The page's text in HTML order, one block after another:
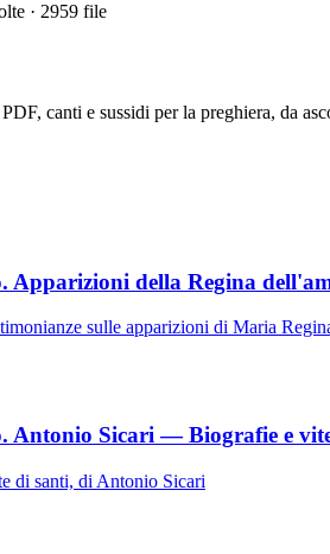
· 2959 file
canti e sussidi per la preghiera, da
raccolte disponibili
Apparizioni della Regina
sulle apparizioni di Maria
Antonio Sicari — Biografie e
di santi, di Antonio Sicari